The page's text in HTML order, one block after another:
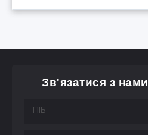
Зв'язатися з нами